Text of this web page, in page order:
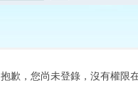
索
抱歉，您尚未登錄，沒有權限